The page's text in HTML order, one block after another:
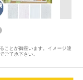
ことが御座います。イメージ違
ご了承下さい。